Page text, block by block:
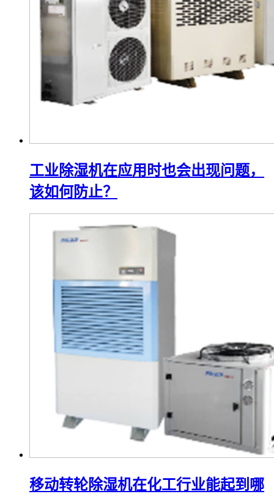
工业除湿机在应用时也会出现问题，
该如何防止？
移动转轮除湿机在化工行业能起到哪